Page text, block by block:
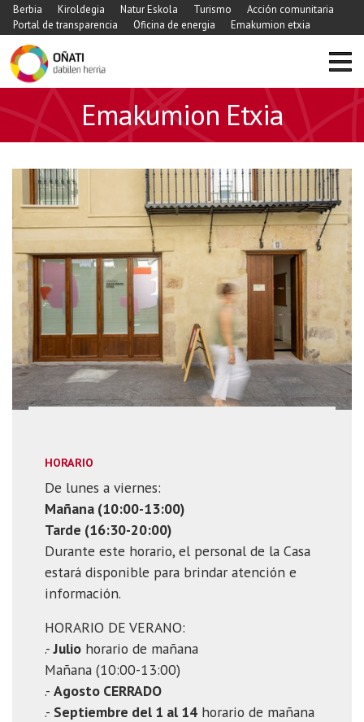
Berbia Kiroldegia Natur Eskola Turismo
Acción comunitaria
Portal de transparencia
Oficina de energia Emakumion etxia
Emakumion Etxia
HORARIO
De lunes a viernes:
Mañana (10:00-13:00)
Tarde (16:30-20:00)
Durante este horario, el personal de la Casa
estará disponible para brindar atención e
información.
HORARIO DE VERANO:
.-Julio horario de mañana
Mañana (10:00-13:00)
.- Agosto CERRADO
.- Septiembre del 1 al 14 horario de mañana